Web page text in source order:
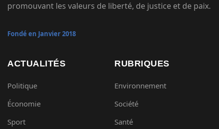
promouvant les valeurs de liberté, de justice et de paix.
Fondé en Janvier 2018
ACTUALITÉS
Politique
Économie
Sport
RUBRIQUES
Environnement
Société
Santé